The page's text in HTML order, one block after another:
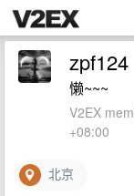
zpf124
懒~~~
V2EX
+08:00
北京